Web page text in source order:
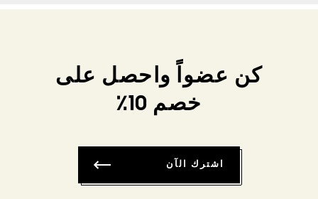
كن عضواً واحصل على
خصم 10٪
اشترك الآن